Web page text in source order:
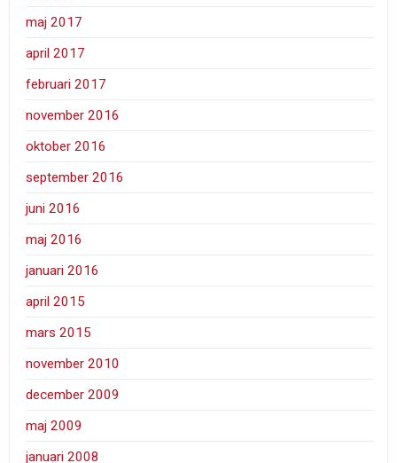
maj 2017
april 2017
februari 2017
november 2016
oktober 2016
september 2016
juni 2016
maj 2016
januari 2016
april 2015
mars 2015
november 2010
december 2009
maj 2009
januari 2008